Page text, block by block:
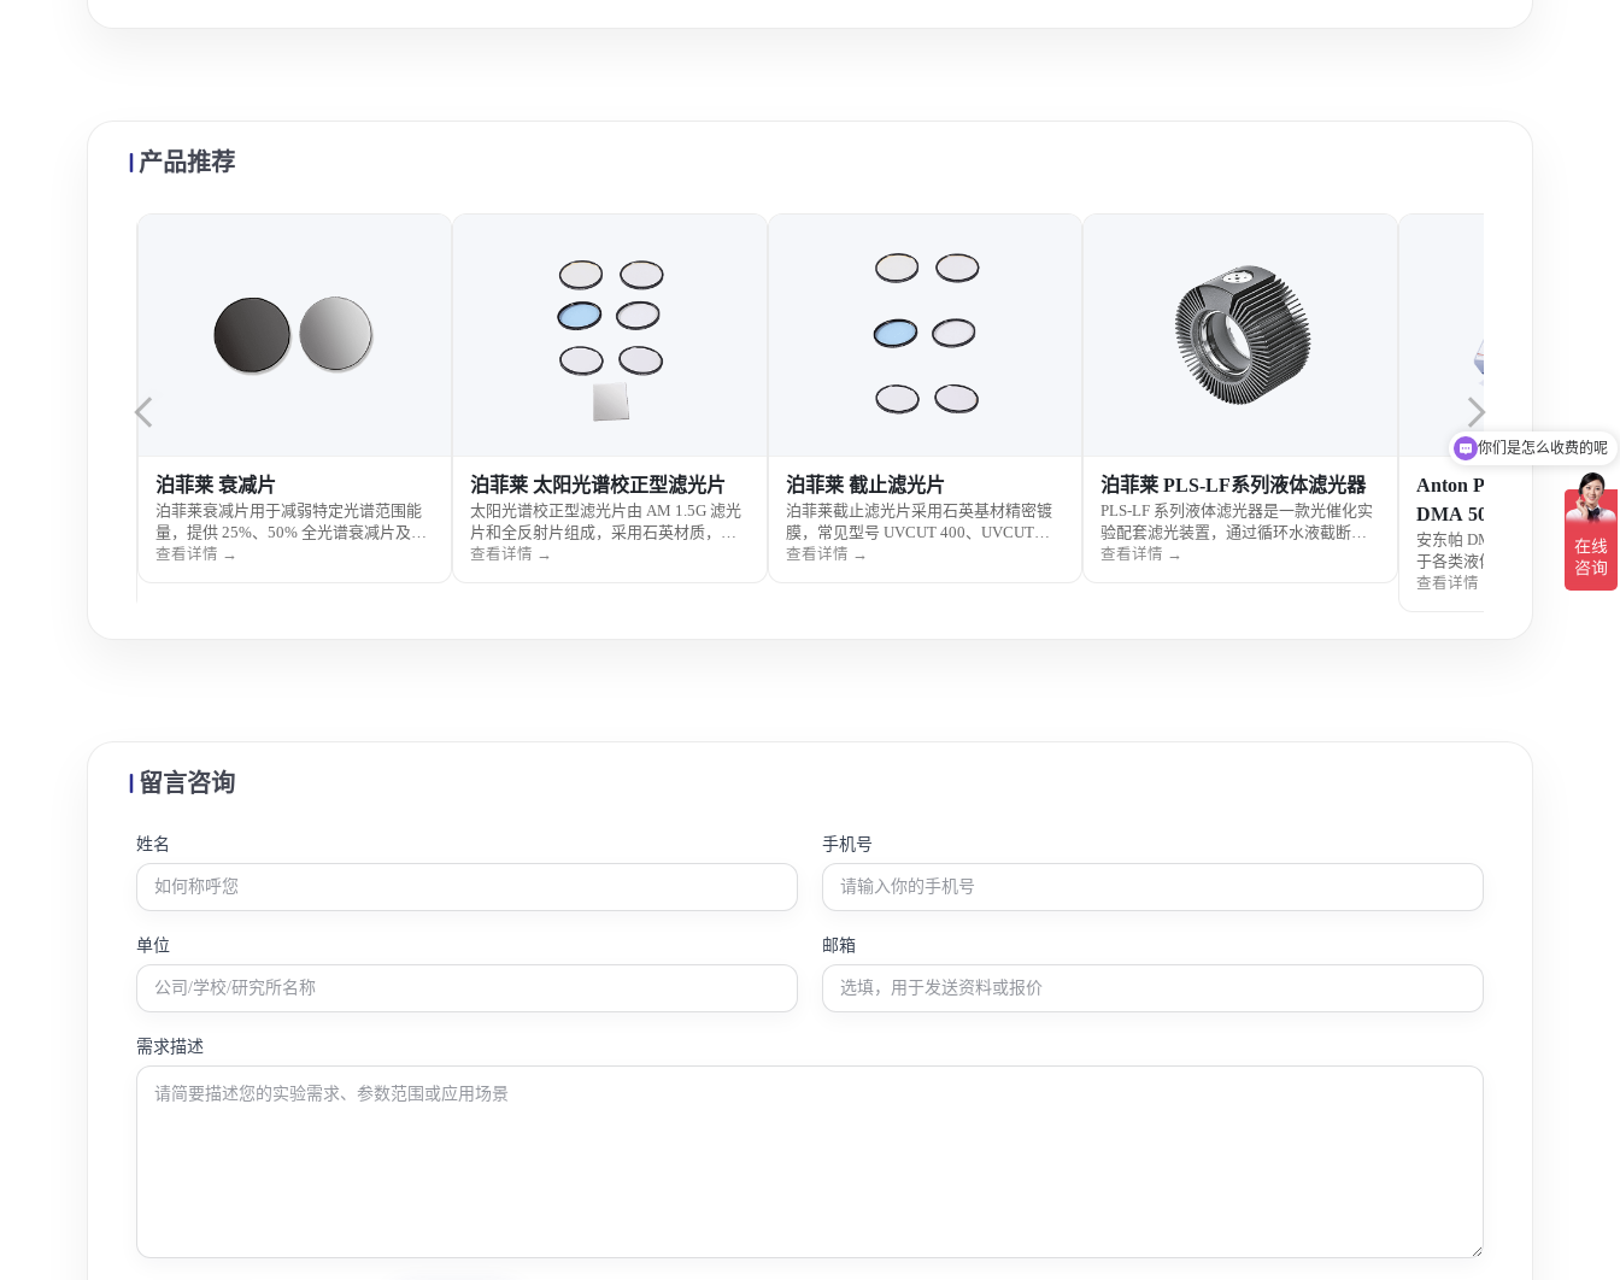
产品推荐
泊菲莱 衰减片
泊菲莱衰减片用于减弱特定光谱范围能
量，提供 25%、50% 全光谱衰减片及宽
带滤红外滤光片，采用石英材质，适用
查看详情 →
泊菲莱 太阳光谱校正型滤光片
太阳光谱校正型滤光片由 AM 1.5G 滤光
片和全反射片组成，采用石英材质，可
将氙灯光源光谱校正为标准太阳光谱，
查看详情 →
泊菲莱 截止滤光片
泊菲莱截止滤光片采用石英基材精密镀
膜，常见型号 UVCUT 400、UVCUT
420、CUT 700、CUT 800，适用于光催
查看详情 →
泊菲莱 PLS-LF系列液体滤光器
PLS-LF 系列液体滤光器是一款光催化实
验配套滤光装置，通过循环水液截断红
外热辐射，保护样品免受热损伤，适用
查看详情 →
Anton Paar 紧凑型数字
DMA 502
安东帕 DMA 502 紧凑型数字
于各类液体样品的密度、比
测，采用数字化测量方式，
查看详情 →
留言咨询
姓名 手机号
单位 邮箱
需求描述
你们是怎么收费的呢